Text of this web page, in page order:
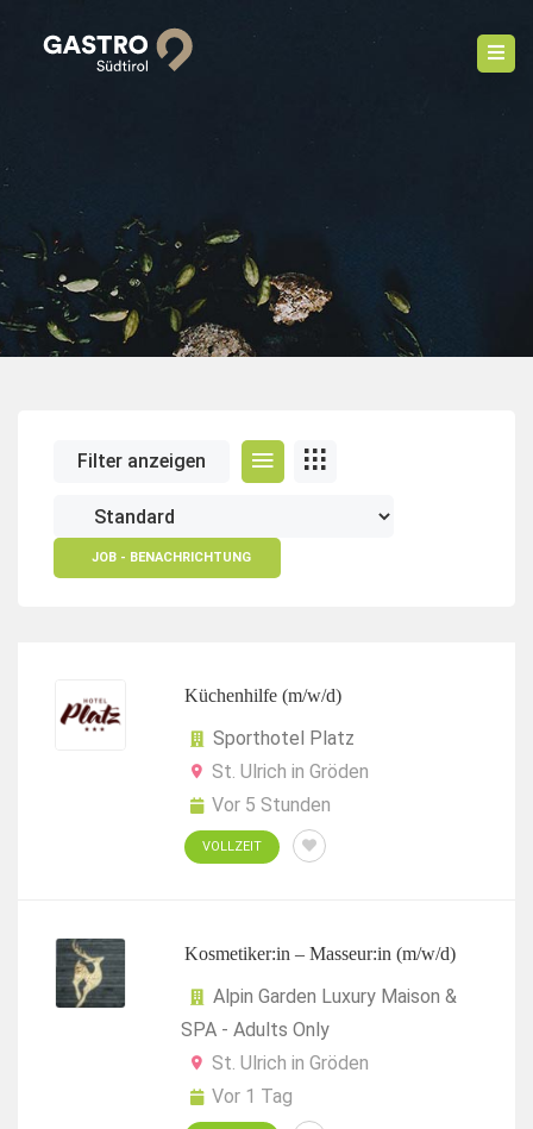
Filter anzeigen
JOB - BENACHRICHTUNG
Küchenhilfe (m/w/d)
Sporthotel Platz
St. Ulrich in Gröden
Vor 5 Stunden
VOLLZEIT
Kosmetiker:in – Masseur:in (m/w/d)
Alpin Garden Luxury Maison &
SPA - Adults Only
St. Ulrich in Gröden
Vor 1 Tag